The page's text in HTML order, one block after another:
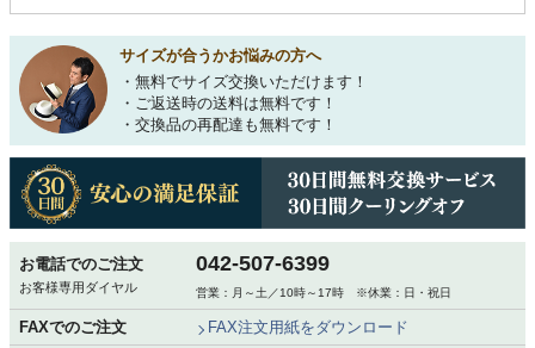
サイズが合うかお悩みの方へ
・無料でサイズ交換いただけます！
・ご返送時の送料は無料です！
・交換品の再配達も無料です！
お電話でのご注文
お客様専用ダイヤル
042-507-6399
営業：月～土／10時～17時 ※休業：日・祝日
FAXでのご注文
FAX注文用紙をダウンロード